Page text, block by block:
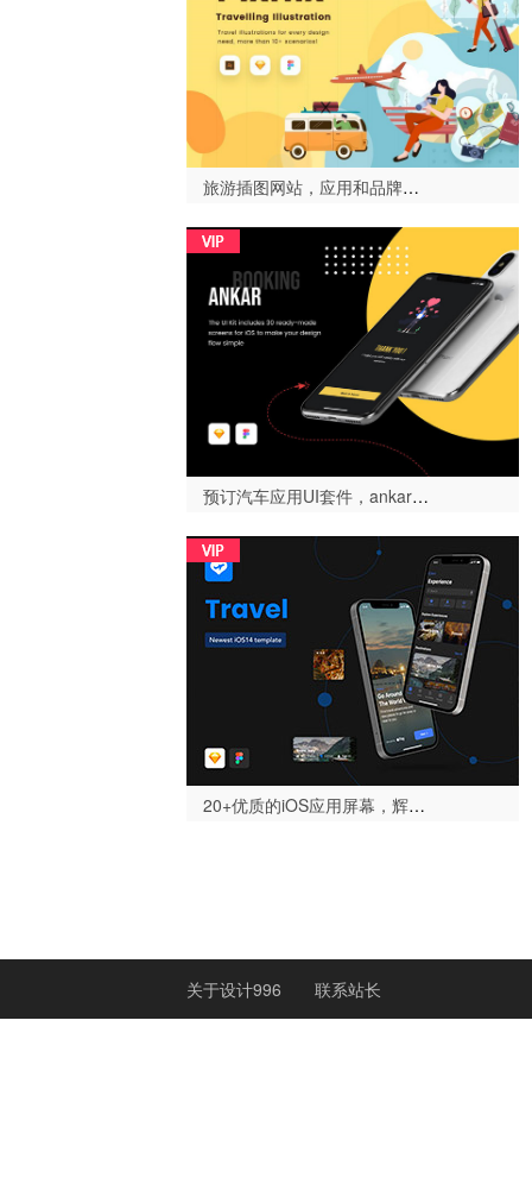
旅游插图网站，应用和品牌材料，Pixnix - 旅游示意图（Pixnix Travel illustration）-设计996
预订汽车应用UI套件，ankar - 黑暗模式（Ankar - Dark mode）-设计996
20+优质的iOS应用屏幕，辉煌 - 旅行App iOS 14 UI设计模板-设计996
关于设计996 联系站长